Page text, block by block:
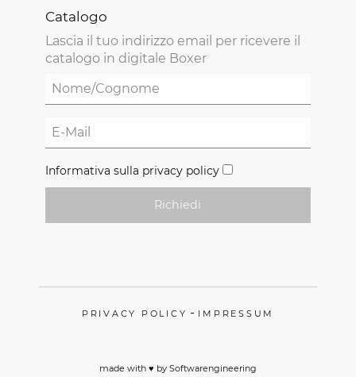
Catalogo
Lascia il tuo indirizzo email per ricevere il
catalogo in digitale Boxer
Informativa sulla privacy policy
Richiedi
PRIVACY POLICY - IMPRESSUM
made with ♥️ by Softwarengineering